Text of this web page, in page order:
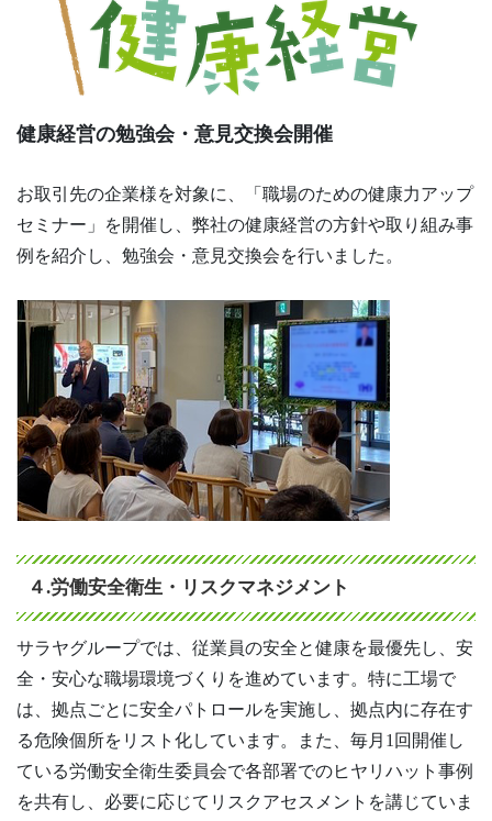
健康経営の勉強会・意見交換会開催
お取引先の企業様を対象に、「職場のための健康力アップ
セミナー」を開催し、弊社の健康経営の方針や取り組み事
例を紹介し、勉強会・意見交換会を行いました。
４.労働安全衛生・リスクマネジメント
サラヤグループでは、従業員の安全と健康を最優先し、安
全・安心な職場環境づくりを進めています。特に工場で
は、拠点ごとに安全パトロールを実施し、拠点内に存在す
る危険個所をリスト化しています。また、毎月1回開催し
ている労働安全衛生委員会で各部署でのヒヤリハット事例
を共有し、必要に応じてリスクアセスメントを講じていま